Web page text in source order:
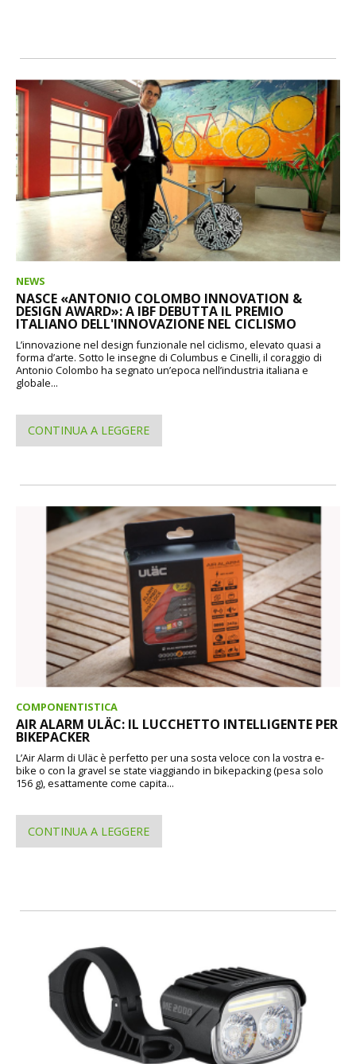
NEWS
NASCE «ANTONIO COLOMBO INNOVATION &
DESIGN AWARD»: A IBF DEBUTTA IL PREMIO
ITALIANO DELL'INNOVAZIONE NEL CICLISMO
L’innovazione nel design funzionale nel ciclismo, elevato quasi a
forma d’arte. Sotto le insegne di Columbus e Cinelli, il coraggio di
Antonio Colombo ha segnato un’epoca nell’industria italiana e
globale...
CONTINUA A LEGGERE
COMPONENTISTICA
AIR ALARM ULÄC: IL LUCCHETTO INTELLIGENTE PER
BIKEPACKER
L’Air Alarm di Uläc è perfetto per una sosta veloce con la vostra e-
bike o con la gravel se state viaggiando in bikepacking (pesa solo
156 g), esattamente come capita...
CONTINUA A LEGGERE